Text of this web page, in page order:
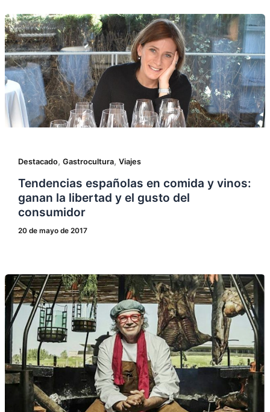
Destacado, Gastrocultura, Viajes
Tendencias españolas en comida y vinos:
ganan la libertad y el gusto del
consumidor
20 de mayo de 2017